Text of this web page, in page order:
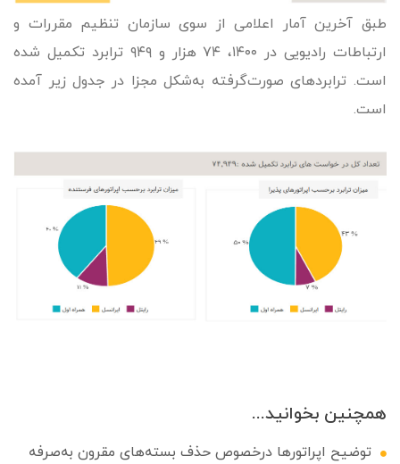
طبق آخرین آمار اعلامی از سوی سازمان تنظیم مقررات و
ارتباطات رادیویی در ۱۴۰۰، ۷۴ هزار و ۹۴۹ ترابرد تکمیل شده
است. ترابردهای صورت‌گرفته به‌شکل مجزا در جدول زیر آمده
است.
همچنین بخوانید...
توضیح اپراتورها درخصوص حذف بسته‌های مقرون به‌صرفه